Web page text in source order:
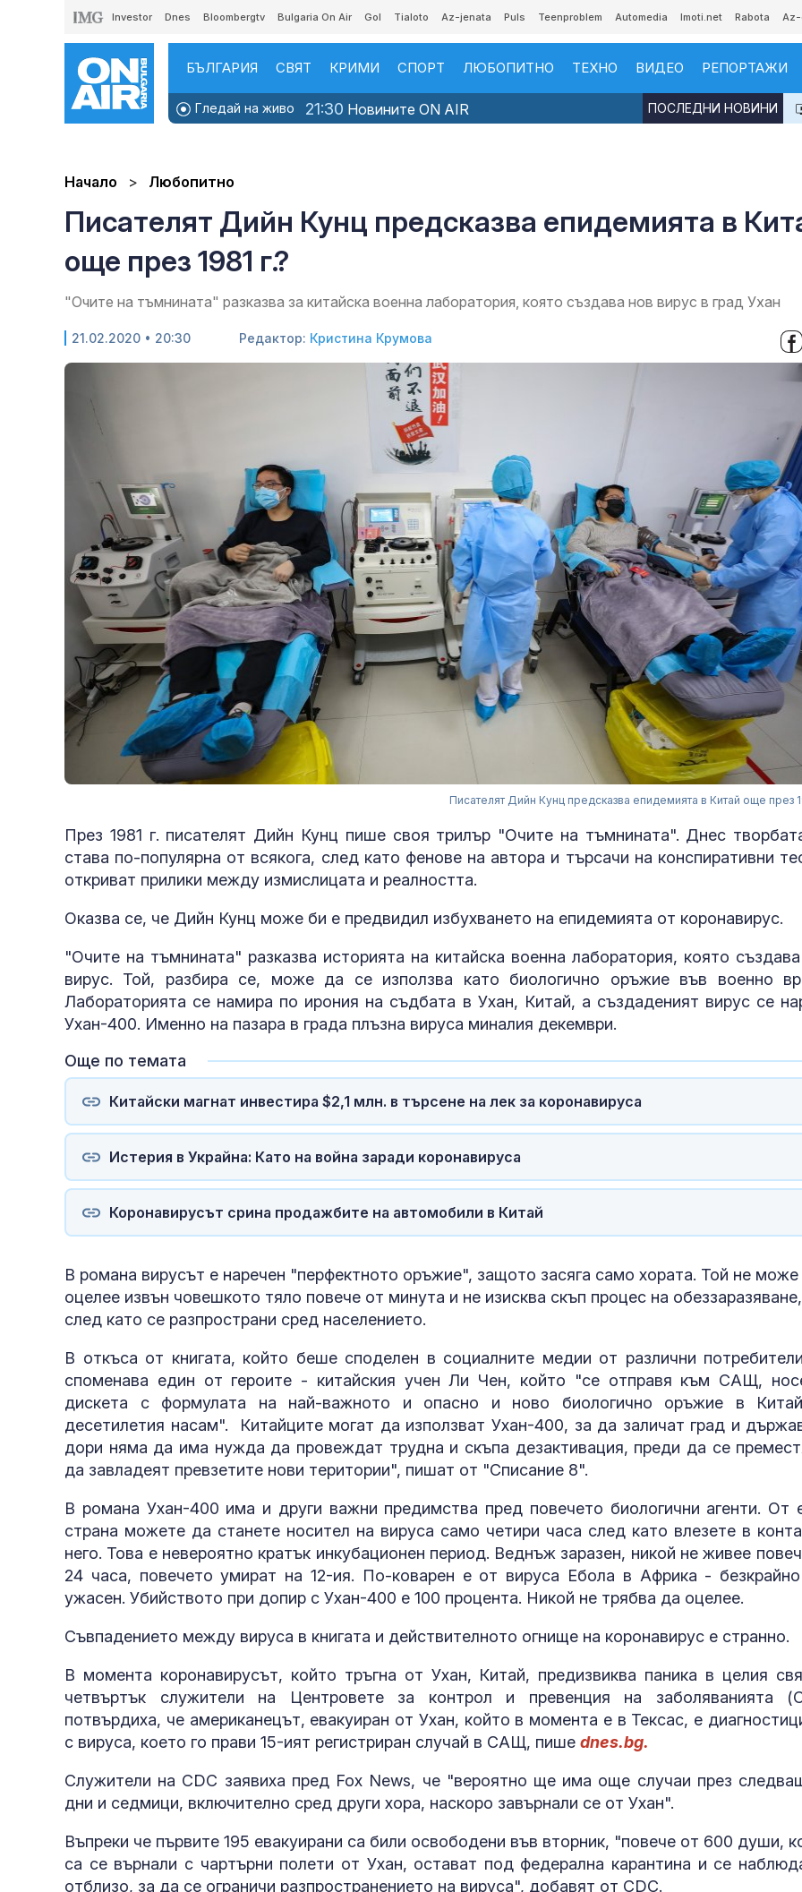
Investor Dnes Bloombergtv Bulgaria On Air Gol Tialoto Az-jenata Puls Teenproblem Automedia Imoti.net Rabota
БЪЛГАРИЯ СВЯТ КРИМИ СПОРТ ЛЮБОПИТНО ТЕХНО ВИДЕО РЕПОРТАЖИ
Гледай на живо 21:30 Новините ON AIR ПОСЛЕДНИ НОВИНИ
Начало Любопитно
Писателят Дийн Кунц предсказва епидемията в
още през 1981 г.?
"Очите на тъмнината" разказва за китайска военна лаборатория, която създава нов вирус в град Ухан
21.02.2020 • 20:30 Редактор: Кристина Крумова
Писателят Дийн Кунц предсказва епидемията в Китай още през
През 1981 г. писателят Дийн Кунц пише своя трилър "Очите на тъмнината". Днес
става по-популярна от всякога, след като фенове на автора и търсачи на конспиративни
откриват прилики между измислицата и реалността.
Оказва се, че Дийн Кунц може би е предвидил избухването на епидемията от коронавирус.
"Очите на тъмнината" разказва историята на китайска военна лаборатория, която
вирус. Той, разбира се, може да се използва като биологично оръжие във военно
Лабораторията се намира по ирония на съдбата в Ухан, Китай, а създаденият вирус се
Ухан-400. Именно на пазара в града плъзна вируса миналия декември.
Още по темата
Китайски магнат инвестира $2,1 млн. в търсене на лек за коронавируса
Истерия в Украйна: Като на война заради коронавируса
Коронавирусът срина продажбите на автомобили в Китай
В романа вирусът е наречен "перфектното оръжие", защото засяга само хората. Той не
оцелее извън човешкото тяло повече от минута и не изисква скъп процес на обеззаразяване,
след като се разпространи сред населението.
В откъса от книгата, който беше споделен в социалните медии от различни
споменава един от героите - китайския учен Ли Чен, който "се отправя към САЩ,
дискета с формулата на най-важното и опасно и ново биологично оръжие в
десетилетия насам". Китайците могат да използват Ухан-400, за да заличат град и
дори няма да има нужда да провеждат трудна и скъпа дезактивация, преди да се
да завладеят превзетите нови територии", пишат от "Списание 8".
В романа Ухан-400 има и други важни предимства пред повечето биологични агенти. От
страна можете да станете носител на вируса само четири часа след като влезете в
него. Това е невероятно кратък инкубационен период. Веднъж заразен, никой не живее
24 часа, повечето умират на 12-ия. По-коварен е от вируса Ебола в Африка -
ужасен. Убийството при допир с Ухан-400 е 100 процента. Никой не трябва да оцелее.
Съвпадението между вируса в книгата и действителното огнище на коронавирус е странно.
В момента коронавирусът, който тръгна от Ухан, Китай, предизвиква паника в целия
четвъртък служители на Центровете за контрол и превенция на заболяванията
потвърдиха, че американецът, евакуиран от Ухан, който в момента е в Тексас, е
с вируса, което го прави 15-ият регистриран случай в САЩ, пише dnes.bg.
Служители на CDC заявиха пред Fox News, че "вероятно ще има още случаи през
дни и седмици, включително сред други хора, наскоро завърнали се от Ухан".
Въпреки че първите 195 евакуирани са били освободени във вторник, "повече от 600 души,
са се върнали с чартърни полети от Ухан, остават под федерална карантина и се
отблизо, за да се ограничи разпространението на вируса", добавят от CDC.
Криминалист:
фентанил не е
маникюр:
Сушата удари
въглищните
Полша свали
Апелативен
САЩ спря
новата
Белия дом